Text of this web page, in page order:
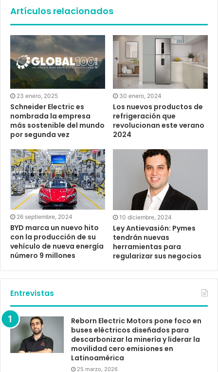
Artículos relacionados
23 enero, 2025
Schneider Electric es
nombrada la empresa
más sostenible del mundo
por segunda vez
30 enero, 2024
Los nuevos productos de
refrigeración que
revolucionan este verano
2024
26 septiembre, 2024
BYD marca un nuevo hito
con la producción de su
vehículo de nueva energía
número 9 millones
10 diciembre, 2024
Ley Antievasión: Pymes
tendrán nuevas
herramientas para
regularizar sus negocios
Entrevistas
Reborn Electric Motors pone foco en
buses eléctricos diseñados para
descarbonizar la minería y liderar la
movilidad cero emisiones en
Latinoamérica
25 marzo, 2026